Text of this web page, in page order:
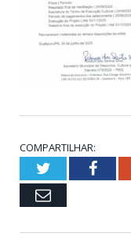
COMPARTILHAR:
Twitter
Email